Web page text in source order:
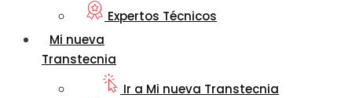
Expertos Técnicos
Mi nueva
Transtecnia
Ir a Mi nueva Transtecnia